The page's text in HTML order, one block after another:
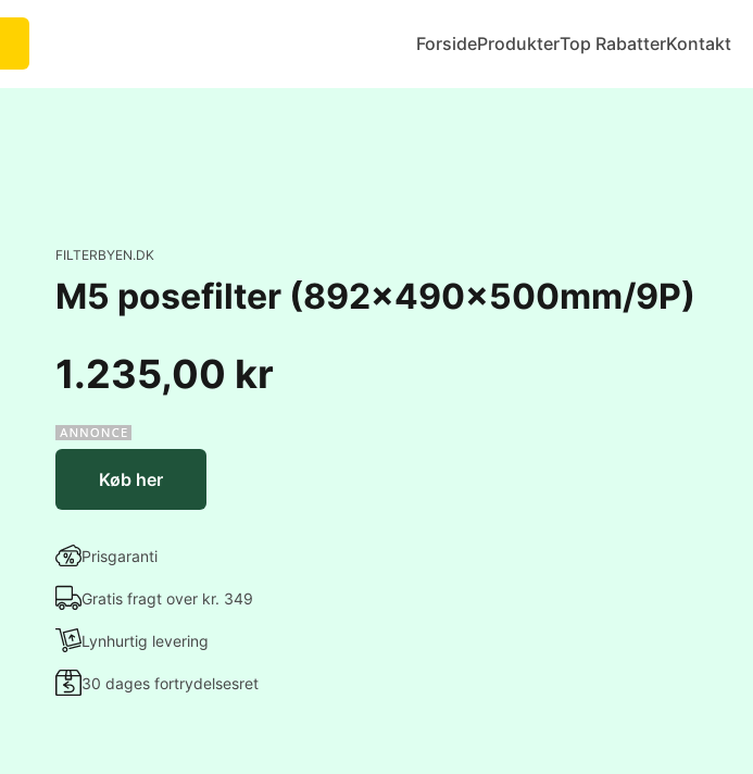
ForsideProdukterTop RabatterKontakt
FILTERBYEN.DK
M5 posefilter (892x490x500mm/9P)
1.235,00 kr
Køb her
Prisgaranti
Gratis fragt over kr. 349
Lynhurtig levering
30 dages fortrydelsesret